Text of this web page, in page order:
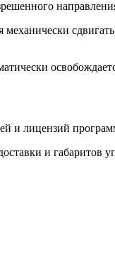
и лицензий
и габаритов